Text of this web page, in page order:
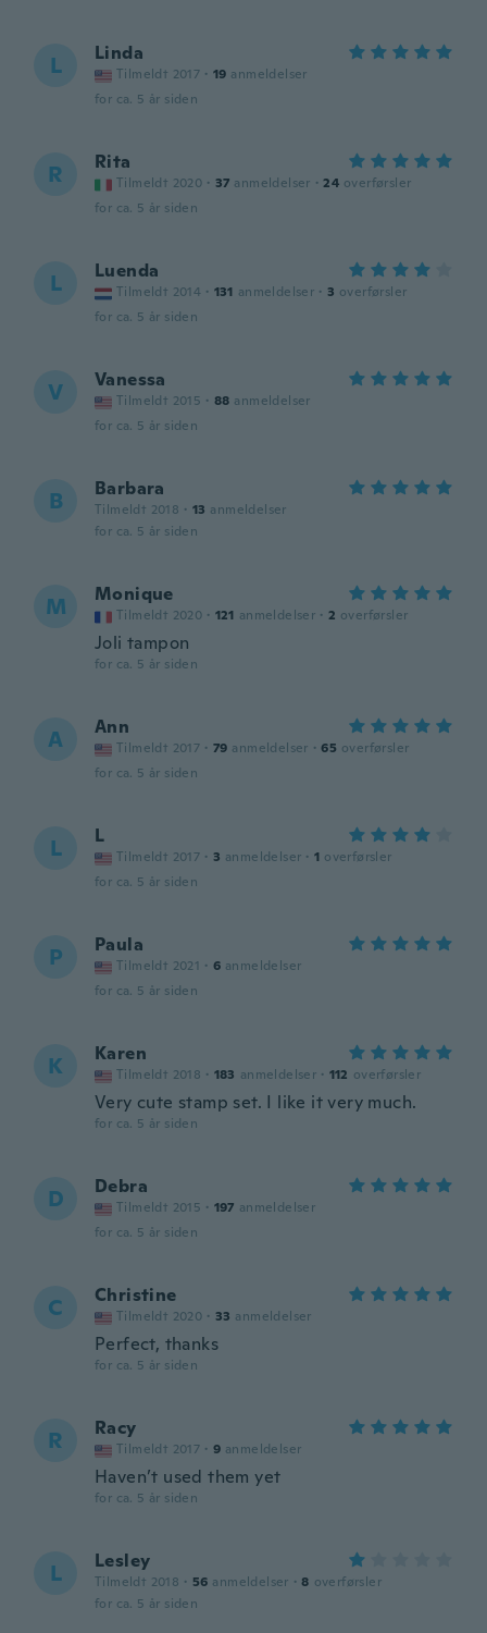
L Linda
Tilmeldt 2017 · 19 anmeldelser
for ca. 5 år siden
R Rita
Tilmeldt 2020 · 37 anmeldelser · 24 overførsler
for ca. 5 år siden
L Luenda
Tilmeldt 2014 · 131 anmeldelser · 3 overførsler
for ca. 5 år siden
V Vanessa
Tilmeldt 2015 · 88 anmeldelser
for ca. 5 år siden
B Barbara
Tilmeldt 2018 · 13 anmeldelser
for ca. 5 år siden
M Monique
Tilmeldt 2020 · 121 anmeldelser · 2 overførsler
Joli tampon
for ca. 5 år siden
A Ann
Tilmeldt 2017 · 79 anmeldelser · 65 overførsler
for ca. 5 år siden
L L
Tilmeldt 2017 · 3 anmeldelser · 1 overførsler
for ca. 5 år siden
P Paula
Tilmeldt 2021 · 6 anmeldelser
for ca. 5 år siden
K Karen
Tilmeldt 2018 · 183 anmeldelser · 112 overførsler
Very cute stamp set. I like it very much.
for ca. 5 år siden
D Debra
Tilmeldt 2015 · 197 anmeldelser
for ca. 5 år siden
C Christine
Tilmeldt 2020 · 33 anmeldelser
Perfect, thanks
for ca. 5 år siden
R Racy
Tilmeldt 2017 · 9 anmeldelser
Haven’t used them yet
for ca. 5 år siden
L Lesley
Tilmeldt 2018 · 56 anmeldelser · 8 overførsler
for ca. 5 år siden